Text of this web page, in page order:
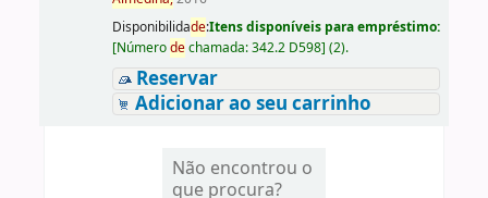
Disponibilidade:Itens disponíveis para empréstimo:
[Númerodechamada:342.2 D598] (2).
Reservar
Adicionar ao seu carrinho
Não encontrou o
que procura?